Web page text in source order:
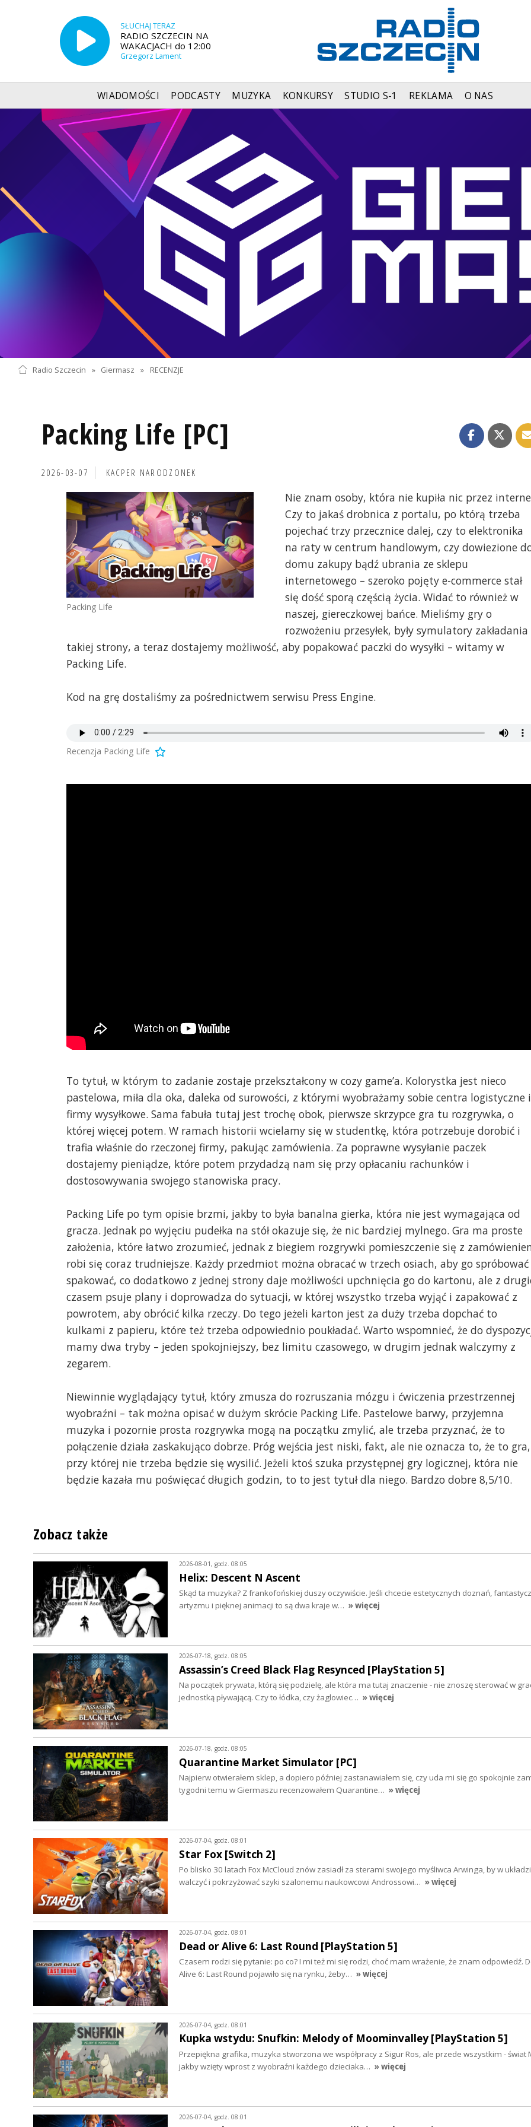
SŁUCHAJ TERAZ
RADIO SZCZECIN NA
WAKACJACH do 12:00
Grzegorz Lament
WIADOMOŚCI PODCASTY MUZYKA KONKURSY STUDIO S-1 REKLAMA O NAS
Radio Szczecin » Giermasz » RECENZJE
Packing Life [PC]
2026-03-07 KACPER NARODZONEK
Packing Life
Nie znam osoby, która nie kupiła nic przez
Czy to jakaś drobnica z portalu, po którą trzeba
pojechać trzy przecznice dalej, czy to elektronika
na raty w centrum handlowym, czy dowiezione
domu zakupy bądź ubrania ze sklepu
internetowego – szeroko pojęty e-commerce stał
się dość sporą częścią życia. Widać to również w
naszej, giereczkowej bańce. Mieliśmy gry o
rozwożeniu przesyłek, były symulatory zakładania
takiej strony, a teraz dostajemy możliwość, aby popakować paczki do wysyłki – witamy w
Packing Life.
Kod na grę dostaliśmy za pośrednictwem serwisu Press Engine.
Recenzja Packing Life
To tytuł, w którym to zadanie zostaje przekształcony w cozy game’a. Kolorystka jest nieco
pastelowa, miła dla oka, daleka od surowości, z którymi wyobrażamy sobie centra logistyczne i
firmy wysyłkowe. Sama fabuła tutaj jest trochę obok, pierwsze skrzypce gra tu rozgrywka, o
której więcej potem. W ramach historii wcielamy się w studentkę, która potrzebuje dorobić i
trafia właśnie do rzeczonej firmy, pakując zamówienia. Za poprawne wysyłanie paczek
dostajemy pieniądze, które potem przydadzą nam się przy opłacaniu rachunków i
dostosowywania swojego stanowiska pracy.
Packing Life po tym opisie brzmi, jakby to była banalna gierka, która nie jest wymagająca od
gracza. Jednak po wyjęciu pudełka na stół okazuje się, że nic bardziej mylnego. Gra ma proste
założenia, które łatwo zrozumieć, jednak z biegiem rozgrywki pomieszczenie się z
robi się coraz trudniejsze. Każdy przedmiot można obracać w trzech osiach, aby go spróbować
spakować, co dodatkowo z jednej strony daje możliwości upchnięcia go do kartonu, ale z
czasem psuje plany i doprowadza do sytuacji, w której wszystko trzeba wyjąć i zapakować z
powrotem, aby obrócić kilka rzeczy. Do tego jeżeli karton jest za duży trzeba dopchać to
kulkami z papieru, które też trzeba odpowiednio poukładać. Warto wspomnieć, że do
mamy dwa tryby – jeden spokojniejszy, bez limitu czasowego, w drugim jednak walczymy z
zegarem.
Niewinnie wyglądający tytuł, który zmusza do rozruszania mózgu i ćwiczenia przestrzennej
wyobraźni – tak można opisać w dużym skrócie Packing Life. Pastelowe barwy, przyjemna
muzyka i pozornie prosta rozgrywka mogą na początku zmylić, ale trzeba przyznać, że to
połączenie działa zaskakująco dobrze. Próg wejścia jest niski, fakt, ale nie oznacza to, że to gra,
przy której nie trzeba będzie się wysilić. Jeżeli ktoś szuka przystępnej gry logicznej, która nie
będzie kazała mu poświęcać długich godzin, to to jest tytuł dla niego. Bardzo dobre 8,5/10.
Zobacz także
2026-08-01, godz. 08:05
Helix: Descent N Ascent
Skąd ta muzyka? Z frankofońskiej duszy oczywiście. Jeśli chcecie estetycznych doznań,
artyzmu i pięknej animacji to są dwa kraje w… » więcej
2026-07-18, godz. 08:05
Assassin’s Creed Black Flag Resynced [PlayStation 5]
Na początek prywata, którą się podzielę, ale która ma tutaj znaczenie - nie znoszę sterować w
jednostką pływającą. Czy to łódka, czy żaglowiec… » więcej
2026-07-18, godz. 08:05
Quarantine Market Simulator [PC]
Najpierw otwierałem sklep, a dopiero później zastanawiałem się, czy uda mi się go spokojnie
tygodni temu w Giermaszu recenzowałem Quarantine… » więcej
2026-07-04, godz. 08:01
Star Fox [Switch 2]
Po blisko 30 latach Fox McCloud znów zasiadł za sterami swojego myśliwca Arwinga, by w
walczyć i pokrzyżować szyki szalonemu naukowcowi Androssowi… » więcej
2026-07-04, godz. 08:01
Dead or Alive 6: Last Round [PlayStation 5]
Czasem rodzi się pytanie: po co? I mi też mi się rodzi, choć mam wrażenie, że znam odpowiedź.
Alive 6: Last Round pojawiło się na rynku, żeby… » więcej
2026-07-04, godz. 08:01
Kupka wstydu: Snufkin: Melody of Moominvalley [PlayStation 5]
Przepiękna grafika, muzyka stworzona we współpracy z Sigur Ros, ale przede wszystkim - świat
jakby wzięty wprost z wyobraźni każdego dzieciaka… » więcej
2026-07-04, godz. 08:01